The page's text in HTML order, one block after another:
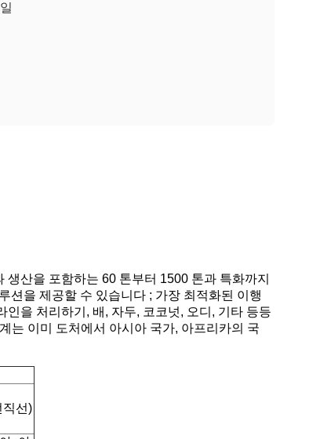
산을 포함하는 60 톤부터 1500 톤과 특화까지
션을 제공할 수 있습니다 ; 가장 최적화된 이행
을 처리하기, 배, 자두, 코코넛, 오디, 기타 등등
는 이미 도처에서 아시아 국가, 아프리카의 국
직선)